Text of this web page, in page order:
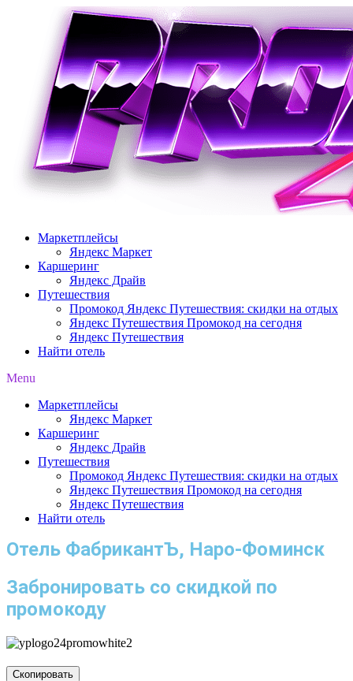
содержимому
Маркетплейсы
Яндекс Маркет
Каршеринг
Яндекс Драйв
Путешествия
Промокод Яндекс Путешествия: скидки на отдых
Яндекс Путешествия Промокод на сегодня
Яндекс Путешествия
Найти отель
Menu
Маркетплейсы
Яндекс Маркет
Каршеринг
Яндекс Драйв
Путешествия
Промокод Яндекс Путешествия: скидки на отдых
Яндекс Путешествия Промокод на сегодня
Яндекс Путешествия
Найти отель
Отель ФабрикантЪ, Наро-Фоминск
Забронировать со скидкой по
промокоду
Скопировать